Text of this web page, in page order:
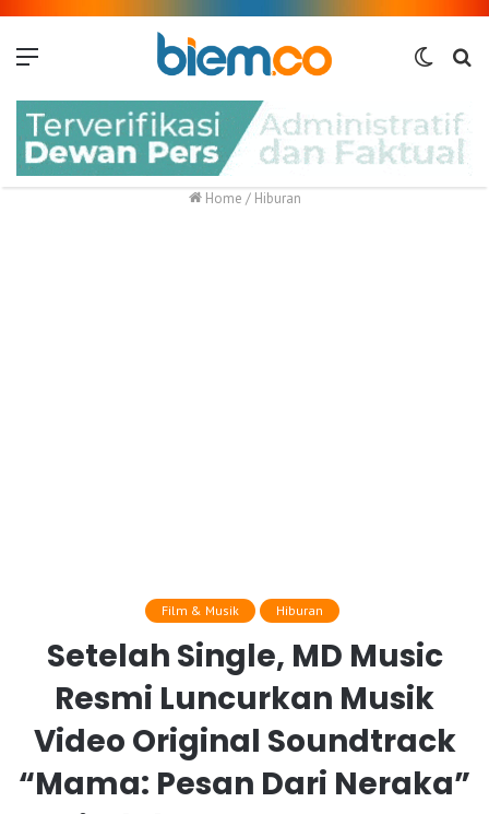
Switch
Home / Hiburan
Film & Musik Hiburan
Setelah Single, MD Music
Resmi Luncurkan Musik
Video Original Soundtrack
“Mama: Pesan Dari Neraka”